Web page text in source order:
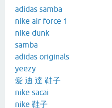
adidas samba
nike air force 1
nike dunk
samba
adidas originals
yeezy
愛 迪 達 鞋子
nike sacai
nike 鞋子